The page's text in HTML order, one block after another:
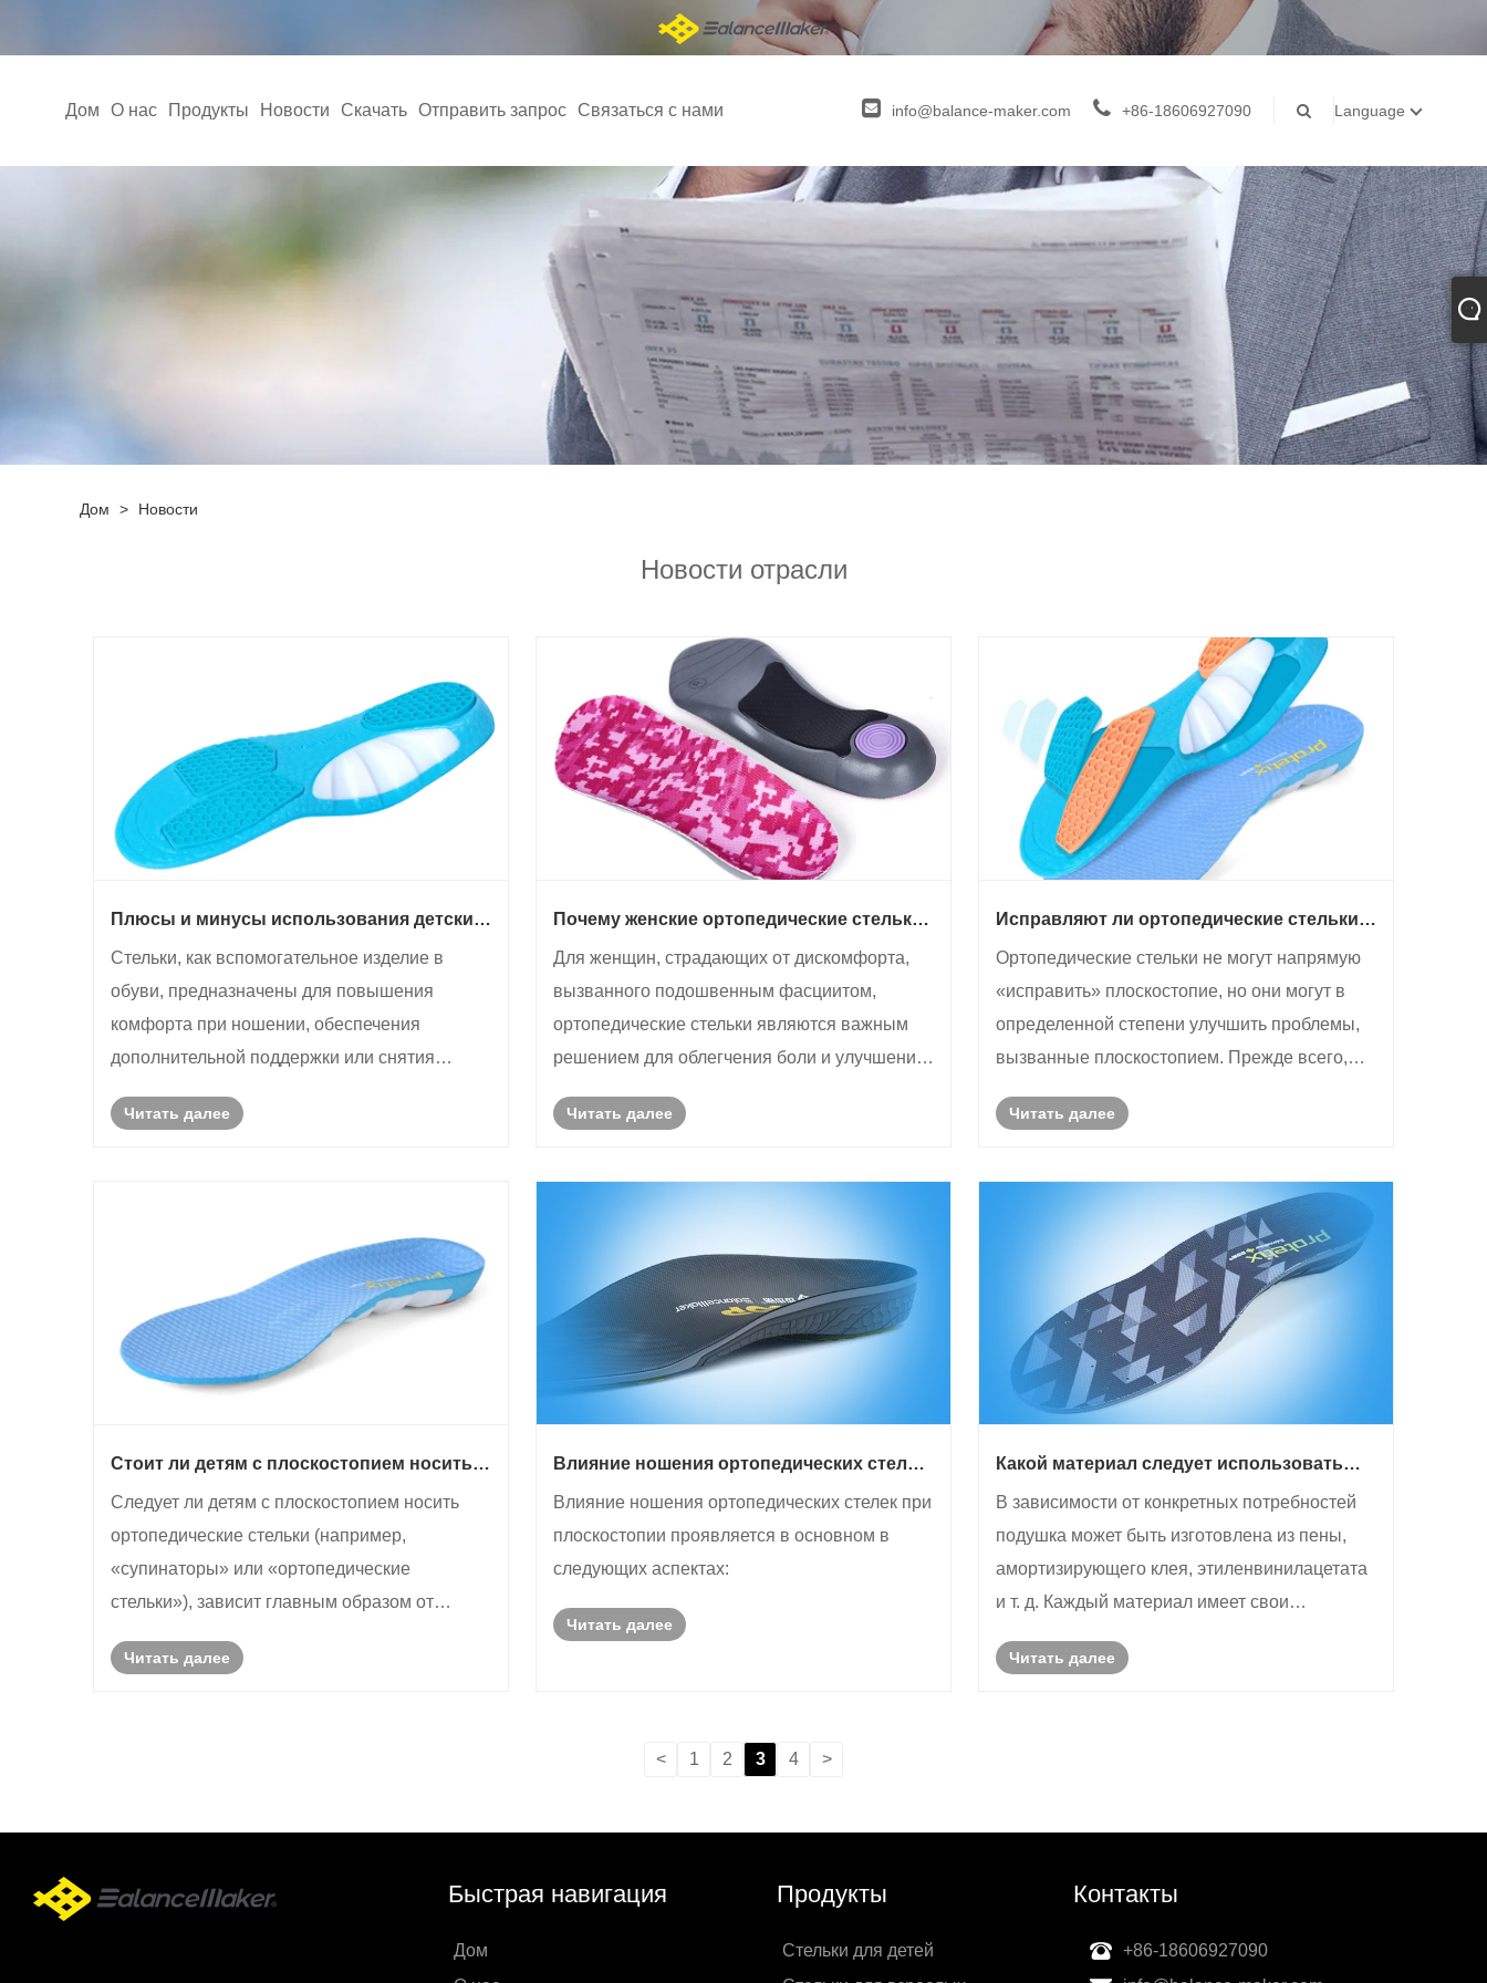
Дом О нас Продукты Новости Скачать Отправить запрос Связаться с нами info@balance-maker.com +86-18606927090 Language
Дом > Новости
Новости отрасли
Плюсы и минусы использования детских
Стельки, как вспомогательное изделие в
обуви, предназначены для повышения
комфорта при ношении, обеспечения
дополнительной поддержки или снятия
Для детей вопрос о том, подходят ли стельки,
Читать далее
Почему женские ортопедические стельки
для здоровья ног
Для женщин, страдающих от дискомфорта,
вызванного подошвенным фасциитом,
ортопедические стельки являются важным
решением для облегчения боли и улучшения
стопы, способствуя правильному
Читать далее
Исправляют ли ортопедические стельки
Ортопедические стельки не могут напрямую
«исправить» плоскостопие, но они могут в
определенной степени улучшить проблемы,
вызванные плоскостопием. Прежде всего,
может быть вызвано множеством факторов,
Читать далее
Стоит ли детям с плоскостопием носить
Следует ли детям с плоскостопием носить
ортопедические стельки (например,
«супинаторы» или «ортопедические
стельки»), зависит главным образом от
Читать далее
Влияние ношения ортопедических стелек
Влияние ношения ортопедических стелек при
плоскостопии проявляется в основном в
следующих аспектах:
Читать далее
Какой материал следует использовать
В зависимости от конкретных потребностей
подушка может быть изготовлена ​​из пены,
амортизирующего клея, этиленвинилацетата
и т. д. Каждый материал имеет свои
нужно учитывать сценарий использования и
Читать далее
< 1 2 3 4 >
Быстрая навигация
Дом
Продукты
Стельки для детей
Контакты
+86-18606927090